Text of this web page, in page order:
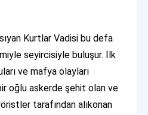
Kurtlar Vadisi bu defa
seyircisiyle buluşur. İlk
ve mafya olayları
oğlu askerde şehit olan ve
tarafından alıkonan